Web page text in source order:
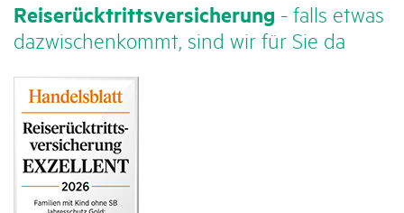
Reise­rück­tritts­ver­si­che­rung - falls etwas
dazwi­schen­kommt, sind wir für Sie da